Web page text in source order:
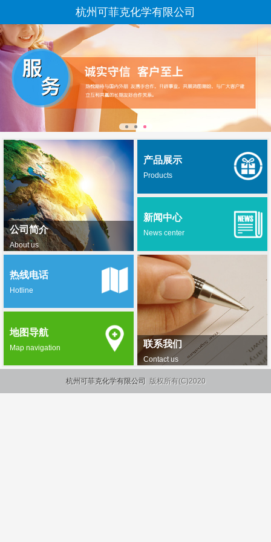
杭州可菲克化学有限公司
公司简介
About us
产品展示
Products
新闻中心
News center
联系我们
Contact us
热线电话
Hotline
地图导航
Map navigation
杭州可菲克化学有限公司 版权所有(C)2020